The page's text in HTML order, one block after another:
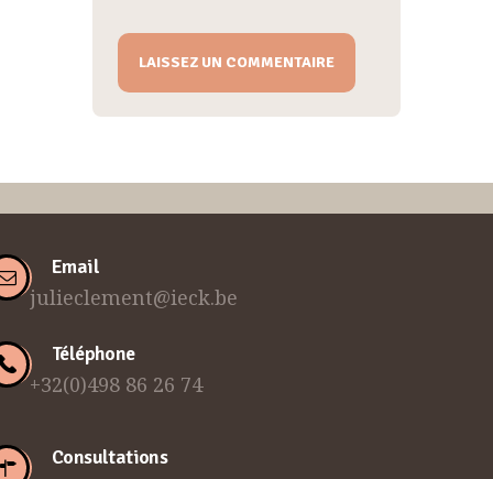
Email
julieclement@ieck.be
Téléphone
+32(0)498 86 26 74
Consultations